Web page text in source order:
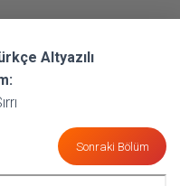
Altyazılı
Sonraki Bölüm